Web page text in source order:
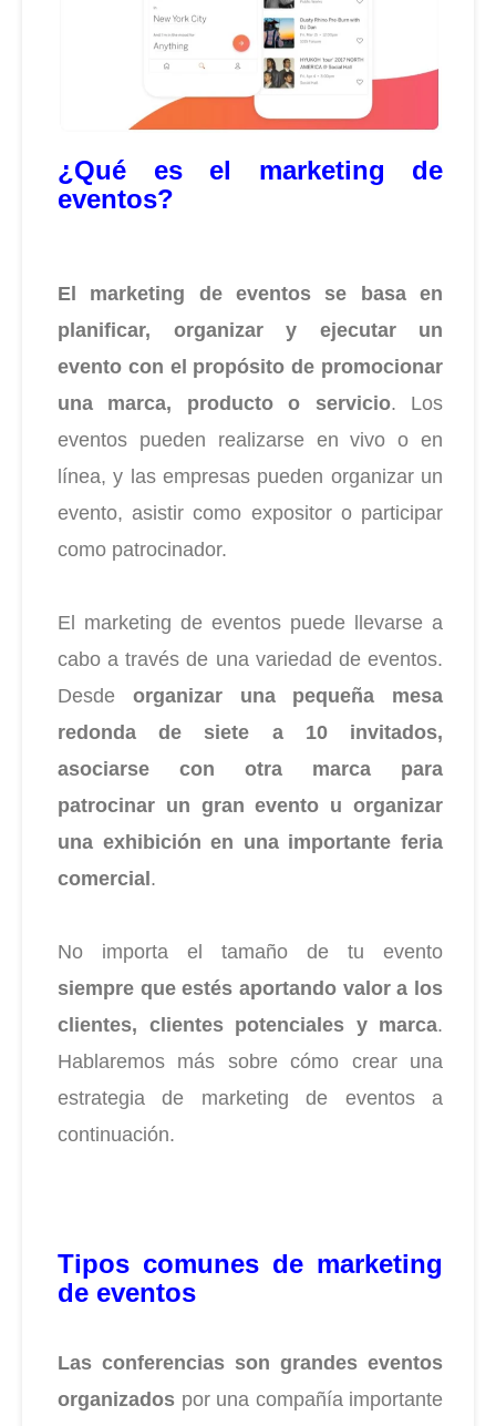
¿Qué es el marketing de
eventos?
El marketing de eventos se basa en
planificar, organizar y ejecutar un
evento con el propósito de promocionar
una marca, producto o servicio. Los
eventos pueden realizarse en vivo o en
línea, y las empresas pueden organizar un
evento, asistir como expositor o participar
como patrocinador.
El marketing de eventos puede llevarse a
cabo a través de una variedad de eventos.
Desde organizar una pequeña mesa
redonda de siete a 10 invitados,
asociarse con otra marca para
patrocinar un gran evento u organizar
una exhibición en una importante feria
comercial.
No importa el tamaño de tu evento
siempre que estés aportando valor a los
clientes, clientes potenciales y marca.
Hablaremos más sobre cómo crear una
estrategia de marketing de eventos a
continuación.
Tipos comunes de marketing
de eventos
Las conferencias son grandes eventos
organizados por una compañía importante